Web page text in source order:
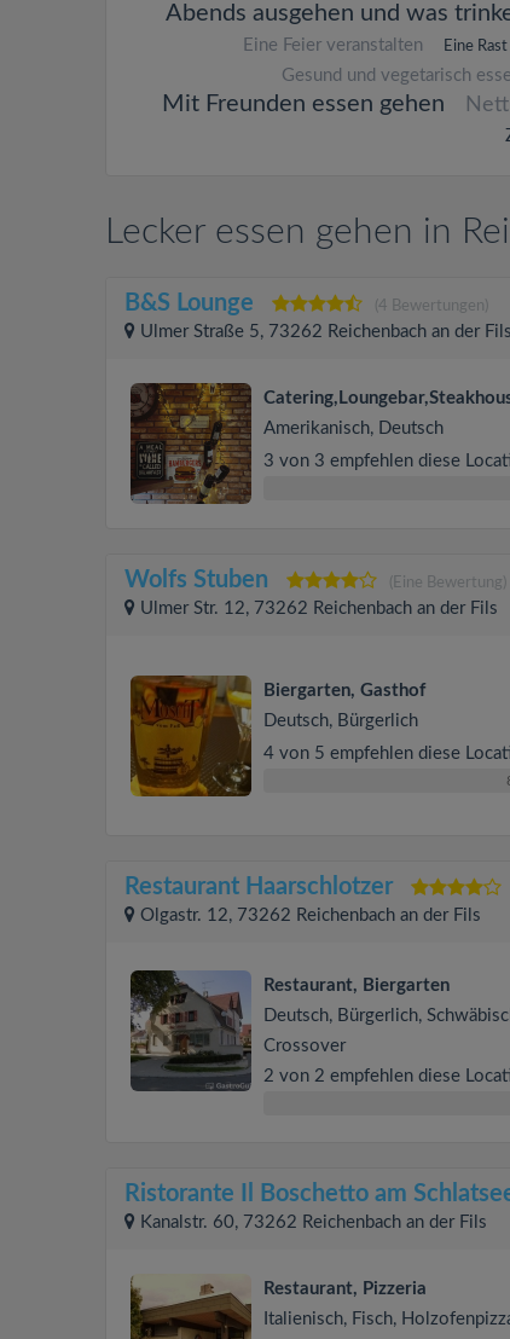
Abends ausgehen und was
Eine Feier veranstalten Eine
Gesund und vegetarisch
Mit Freunden essen gehen
Lecker essen gehen in
B&S Lounge (4 Bewertungen)
Ulmer Straße 5, 73262 Reichenbach an der Fils
Amerikanisch, Deutsch
3 von 3 empfehlen diese
Wolfs Stuben (Eine Bewertung)
Ulmer Str. 12, 73262 Reichenbach an der Fils
Biergarten, Gasthof
Deutsch, Bürgerlich
4 von 5 empfehlen diese
Restaurant Haarschlotzer
Olgastr. 12, 73262 Reichenbach an der Fils
Restaurant, Biergarten
Deutsch, Bürgerlich,
Crossover
2 von 2 empfehlen diese
Ristorante Il Boschetto am
Kanalstr. 60, 73262 Reichenbach an der Fils
Restaurant, Pizzeria
Italienisch, Fisch,